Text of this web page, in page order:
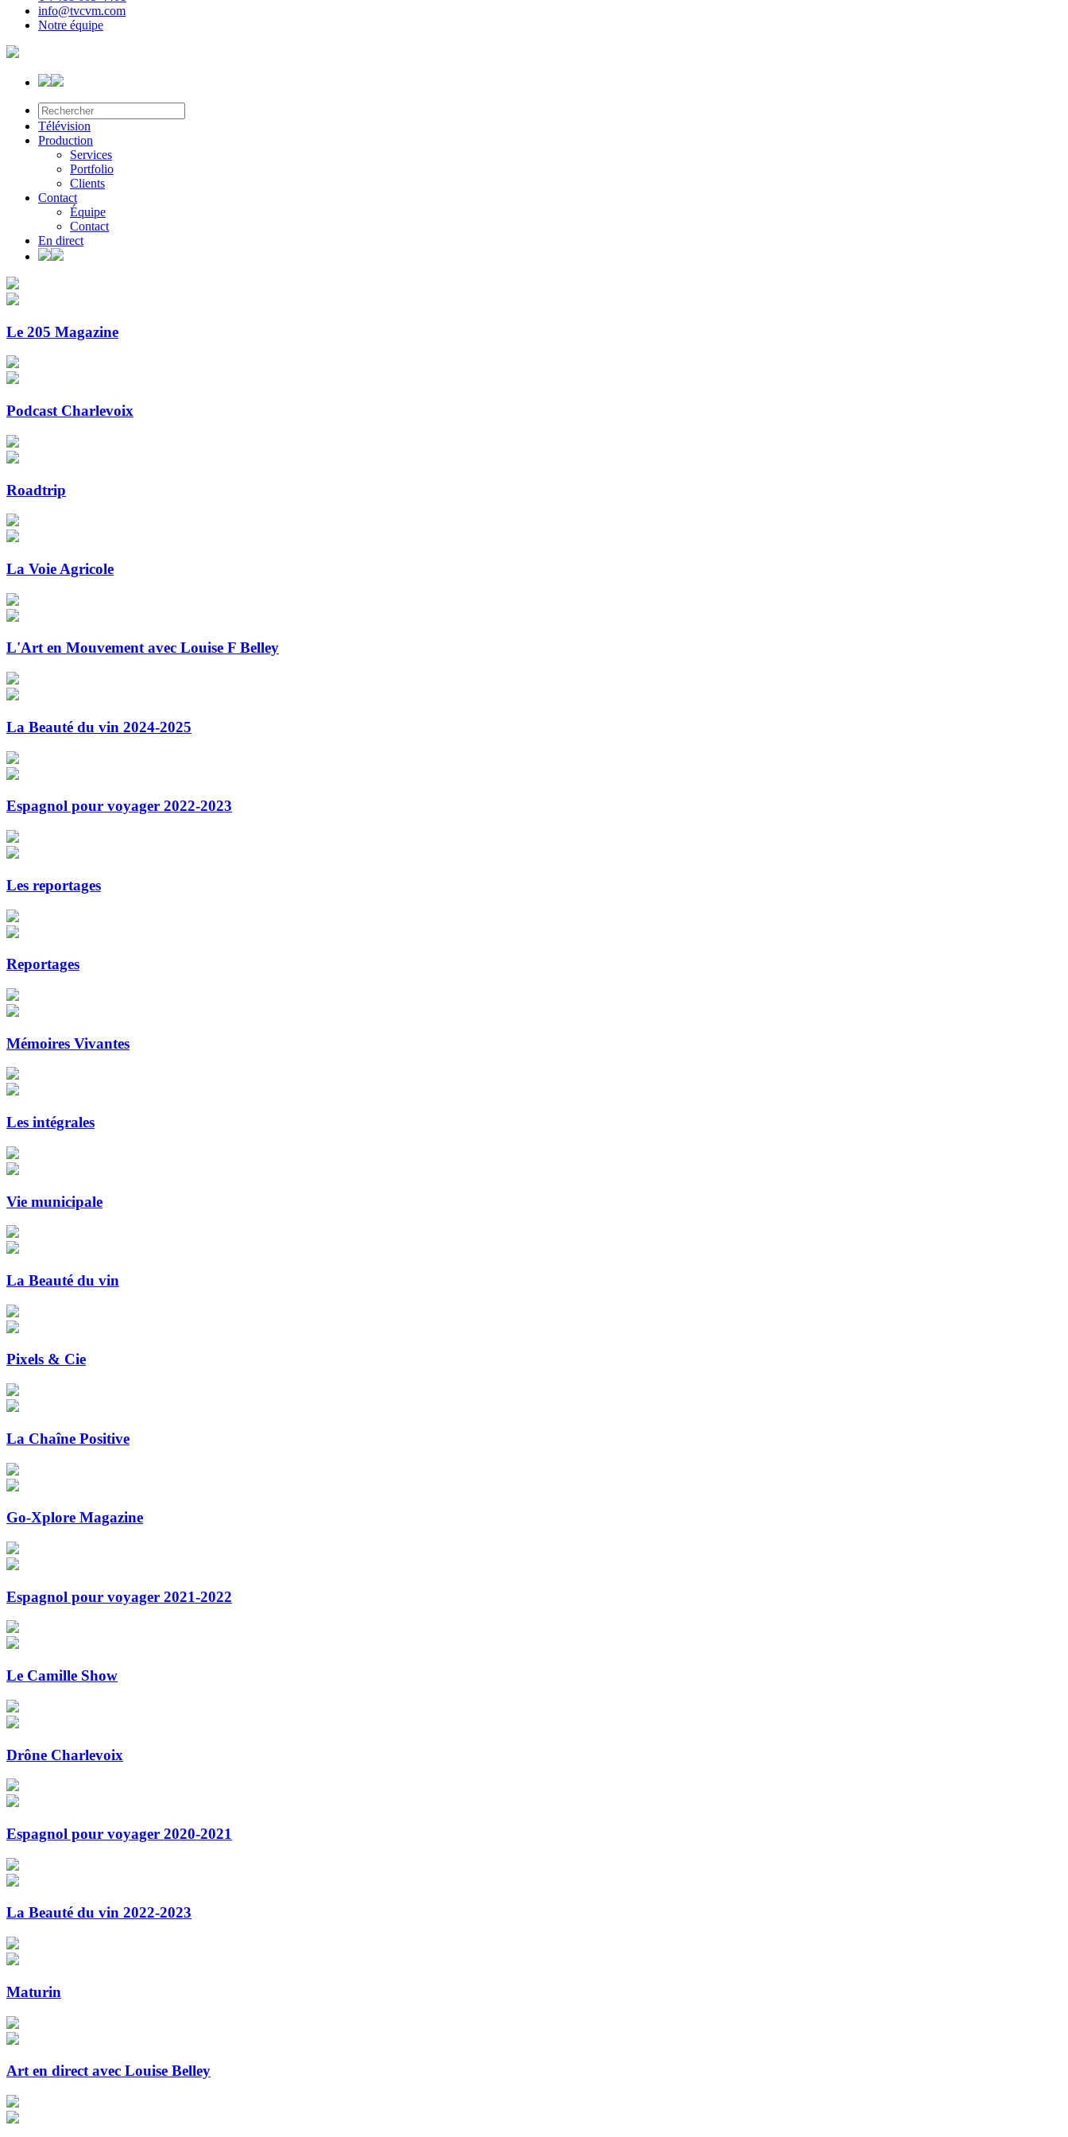
info@tvcvm.com
Notre équipe
Télévision
Production
Services
Portfolio
Clients
Contact
Équipe
Contact
En direct
Le 205 Magazine
Podcast Charlevoix
Roadtrip
La Voie Agricole
L'Art en Mouvement avec Louise F Belley
La Beauté du vin 2024-2025
Espagnol pour voyager 2022-2023
Les reportages
Reportages
Mémoires Vivantes
Les intégrales
Vie municipale
La Beauté du vin
Pixels & Cie
La Chaîne Positive
Go-Xplore Magazine
Espagnol pour voyager 2021-2022
Le Camille Show
Drône Charlevoix
Espagnol pour voyager 2020-2021
La Beauté du vin 2022-2023
Maturin
Art en direct avec Louise Belley